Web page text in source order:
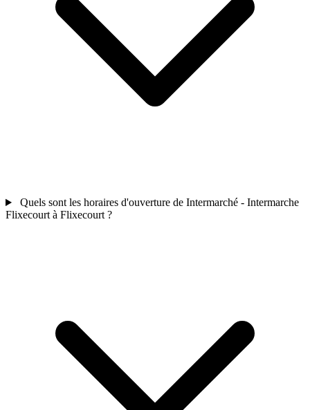
Quels sont les horaires d'ouverture de Intermarché - Intermarche
Flixecourt à Flixecourt ?